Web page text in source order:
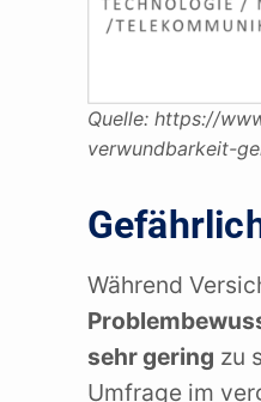
Quelle: https://
verwundbarkeit-
Während
sehr gering zu
Umfrage im